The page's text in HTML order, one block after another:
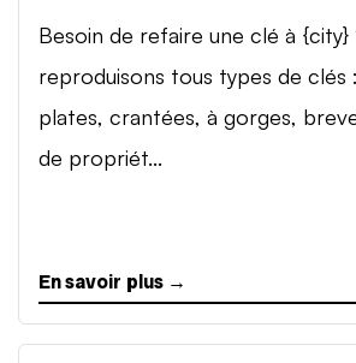
Besoin de refaire une clé à {city}
reproduisons tous types de clés
plates, crantées, à gorges,
de propriét...
En savoir plus →